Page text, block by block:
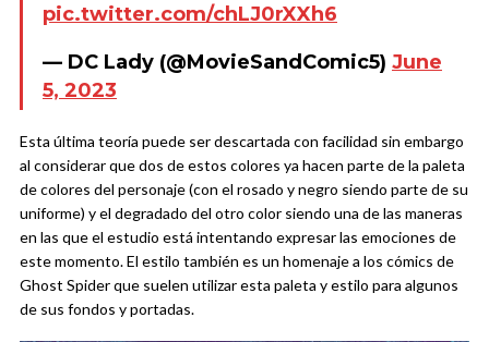
pic.twitter.com/chLJ0rXXh6
— DC Lady (@MovieSandComic5) June
5, 2023
Esta última teoría puede ser descartada con facilidad sin embargo
al considerar que dos de estos colores ya hacen parte de la paleta
de colores del personaje (con el rosado y negro siendo parte de su
uniforme) y el degradado del otro color siendo una de las maneras
en las que el estudio está intentando expresar las emociones de
este momento. El estilo también es un homenaje a los cómics de
Ghost Spider que suelen utilizar esta paleta y estilo para algunos
de sus fondos y portadas.